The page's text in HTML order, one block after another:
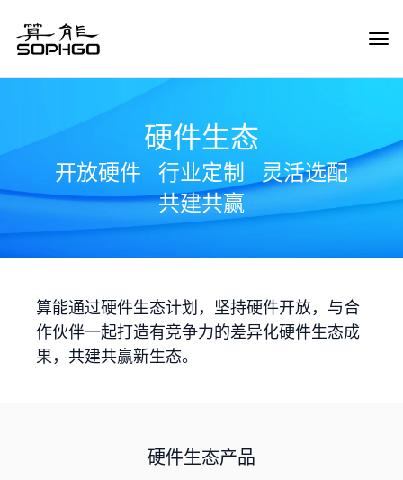
硬件生态
开放硬件 行业定制
灵活选配
共建共赢
算能通过硬件生态计划，坚持硬件开放，与合
作伙伴一起打造有竞争力的差异化硬件生态成
果，共建共赢新生态。
硬件生态产品